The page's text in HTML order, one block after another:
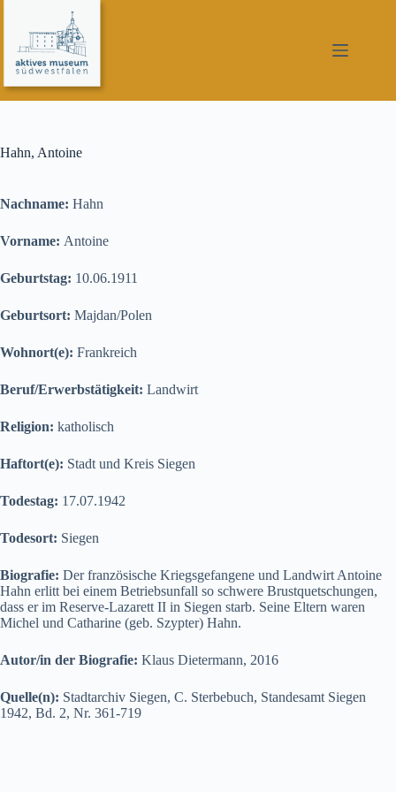
springen
Hahn, Antoine
Nachname: Hahn
Vorname: Antoine
Geburtstag: 10.06.1911
Geburtsort: Majdan/Polen
Wohnort(e): Frankreich
Beruf/Erwerbstätigkeit: Landwirt
Religion: katholisch
Haftort(e): Stadt und Kreis Siegen
Todestag: 17.07.1942
Todesort: Siegen
Biografie: Der französische Kriegsgefangene und Landwirt Antoine
Hahn erlitt bei einem Betriebsunfall so schwere Brustquetschungen,
dass er im Reserve-Lazarett II in Siegen starb. Seine Eltern waren
Michel und Catharine (geb. Szypter) Hahn.
Autor/in der Biografie: Klaus Dietermann, 2016
Quelle(n): Stadtarchiv Siegen, C. Sterbebuch, Standesamt Siegen
1942, Bd. 2, Nr. 361-719